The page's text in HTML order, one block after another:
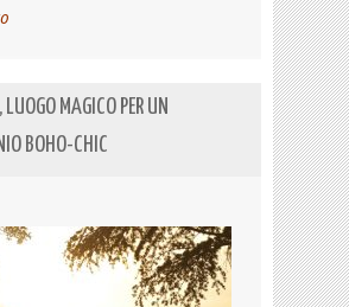
MAGICO PER UN
BOHO-CHIC